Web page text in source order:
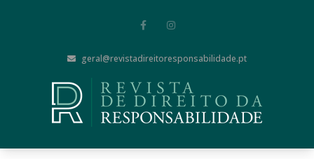
geral@revistadireitoresponsabilidade.pt